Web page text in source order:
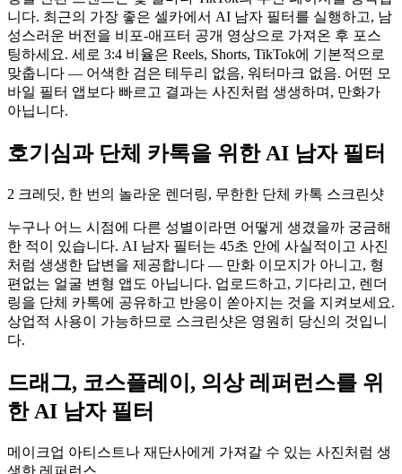
니다. 최근의 가장 좋은 셀카에서 AI 남자 필터를 실행하고, 남
성스러운 버전을 비포-애프터 공개 영상으로 가져온 후 포스
팅하세요. 세로 3:4 비율은 Reels, Shorts, TikTok에 기본적으로
맞춥니다 — 어색한 검은 테두리 없음, 워터마크 없음. 어떤 모
바일 필터 앱보다 빠르고 결과는 사진처럼 생생하며, 만화가
아닙니다.
호기심과 단체 카톡을 위한 AI 남자 필터
2 크레딧, 한 번의 놀라운 렌더링, 무한한 단체 카톡 스크린샷
누구나 어느 시점에 다른 성별이라면 어떻게 생겼을까 궁금해
한 적이 있습니다. AI 남자 필터는 45초 안에 사실적이고 사진
처럼 생생한 답변을 제공합니다 — 만화 이모지가 아니고, 형
편없는 얼굴 변형 앱도 아닙니다. 업로드하고, 기다리고, 렌더
링을 단체 카톡에 공유하고 반응이 쏟아지는 것을 지켜보세요.
상업적 사용이 가능하므로 스크린샷은 영원히 당신의 것입니
다.
드래그, 코스플레이, 의상 레퍼런스를 위
한 AI 남자 필터
메이크업 아티스트나 재단사에게 가져갈 수 있는 사진처럼 생
생한 레퍼런스